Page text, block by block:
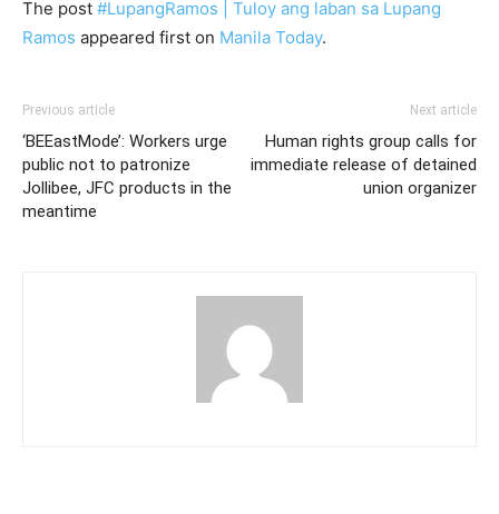
The post #LupangRamos | Tuloy ang laban sa Lupang
Ramos appeared first on Manila Today.
Previous article
‘BEEastMode’: Workers urge
public not to patronize
Jollibee, JFC products in the
meantime
Next article
Human rights group calls for
immediate release of detained
union organizer